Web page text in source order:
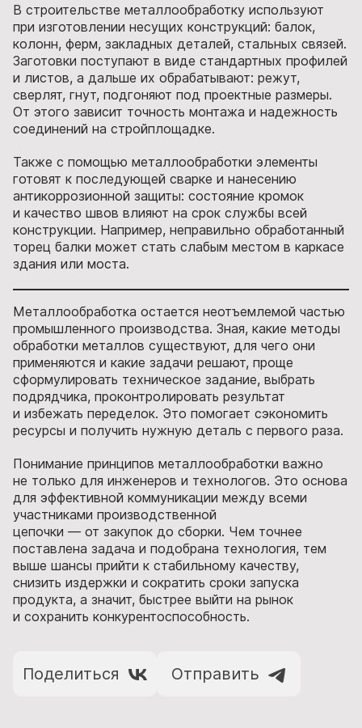
В строительстве металлообработку используют
при изготовлении несущих конструкций: балок,
колонн, ферм, закладных деталей, стальных связей.
Заготовки поступают в виде стандартных профилей
и листов, а дальше их обрабатывают: режут,
сверлят, гнут, подгоняют под проектные размеры.
От этого зависит точность монтажа и надежность
соединений на стройплощадке.
Также с помощью металлообработки элементы
готовят к последующей сварке и нанесению
антикоррозионной защиты: состояние кромок
и качество швов влияют на срок службы всей
конструкции. Например, неправильно обработанный
торец балки может стать слабым местом в каркасе
здания или моста.
Металлообработка остается неотъемлемой частью
промышленного производства. Зная, какие методы
обработки металлов существуют, для чего они
применяются и какие задачи решают, проще
сформулировать техническое задание, выбрать
подрядчика, проконтролировать результат
и избежать переделок. Это помогает сэкономить
ресурсы и получить нужную деталь с первого раза.
Понимание принципов металлообработки важно
не только для инженеров и технологов. Это основа
для эффективной коммуникации между всеми
участниками производственной
цепочки — от закупок до сборки. Чем точнее
поставлена задача и подобрана технология, тем
выше шансы прийти к стабильному качеству,
снизить издержки и сократить сроки запуска
продукта, а значит, быстрее выйти на рынок
и сохранить конкурентоспособность.
Поделиться Отправить